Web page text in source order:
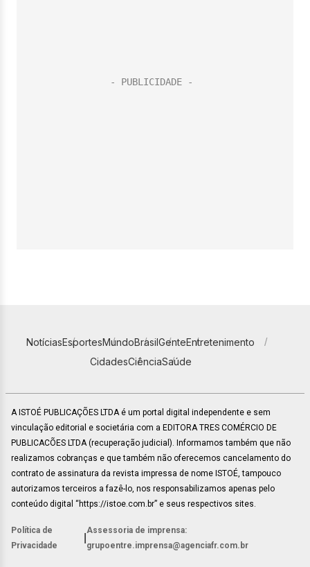
NotíciasEsportesMundoBrasilGenteEntretenimento
CidadesCiênciaSaúde
A ISTOÉ PUBLICAÇÕES LTDA é um portal digital independente e sem
vinculação editorial e societária com a EDITORA TRES COMÉRCIO DE
PUBLICACÕES LTDA (recuperação judicial). Informamos também que não
realizamos cobranças e que também não oferecemos cancelamento do
contrato de assinatura da revista impressa de nome ISTOÉ, tampouco
autorizamos terceiros a fazê-lo, nos responsabilizamos apenas pelo
conteúdo digital “https://istoe.com.br” e seus respectivos sites.
Política de
Privacidade
Assessoria de imprensa:
grupoentre.imprensa@agenciafr.com.br